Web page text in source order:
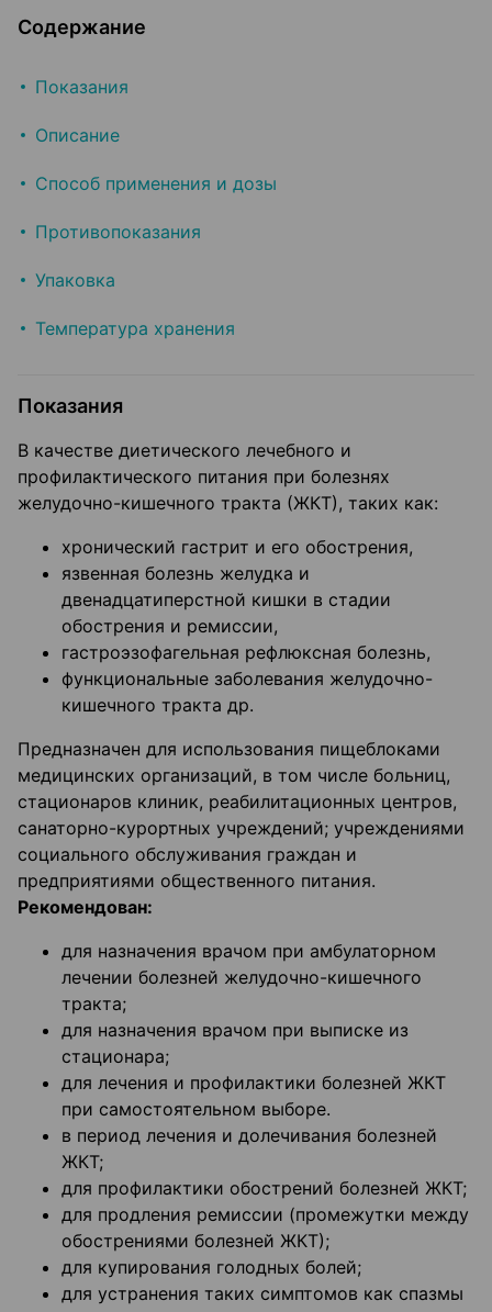
Содержание
Показания
Описание
Способ применения и дозы
Противопоказания
Упаковка
Температура хранения
Показания
В качестве диетического лечебного и
профилактического питания при болезнях
желудочно-кишечного тракта (ЖКТ), таких как:
хронический гастрит и его обострения,
язвенная болезнь желудка и
двенадцатиперстной кишки в стадии
обострения и ремиссии,
гастроэзофагельная рефлюксная болезнь,
функциональные заболевания желудочно-
кишечного тракта др.
Предназначен для использования пищеблоками
медицинских организаций, в том числе больниц,
стационаров клиник, реабилитационных центров,
санаторно-курортных учреждений; учреждениями
социального обслуживания граждан и
предприятиями общественного питания.
Рекомендован:
для назначения врачом при амбулаторном
лечении болезней желудочно-кишечного
тракта;
для назначения врачом при выписке из
стационара;
для лечения и профилактики болезней ЖКТ
при самостоятельном выборе.
в период лечения и долечивания болезней
ЖКТ;
для профилактики обострений болезней ЖКТ;
для продления ремиссии (промежутки между
обострениями болезней ЖКТ);
для купирования голодных болей;
для устранения таких симптомов как спазмы